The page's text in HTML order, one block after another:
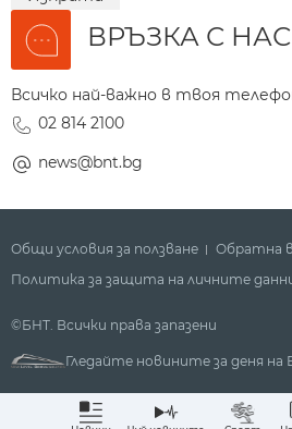
ВРЪЗКА С НАС
Всичко най-важно в твоя
02 814 2100
news@bnt.bg
Общи условия за ползване Обратна
Политика за защита на личните
©БНТ. Всички права запазени
Гледайте новините за деня